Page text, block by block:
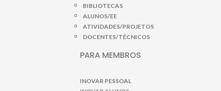
BIBLIOTECAS
ALUNOS/EE
ATIVIDADES/PROJETOS
DOCENTES/TÉCNICOS
PARA MEMBROS
INOVAR PESSOAL